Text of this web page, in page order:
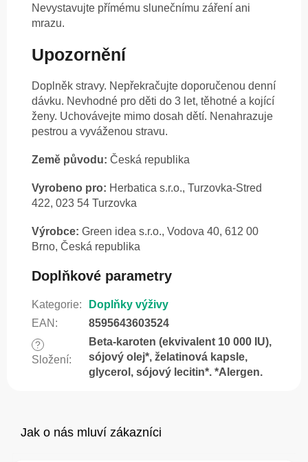
Nevystavujte přímému slunečnímu záření ani
mrazu.
Upozornění
Doplněk stravy. Nepřekračujte doporučenou denní
dávku. Nevhodné pro děti do 3 let, těhotné a kojící
ženy. Uchovávejte mimo dosah dětí. Nenahrazuje
pestrou a vyváženou stravu.
Země původu: Česká republika
Vyrobeno pro: Herbatica s.r.o., Turzovka-Stred
422, 023 54 Turzovka
Výrobce: Green idea s.r.o., Vodova 40, 612 00
Brno, Česká republika
Doplňkové parametry
Kategorie:
Doplňky výživy
EAN : 8595643603524
?
Složení:
Beta-karoten (ekvivalent 10 000 IU),
sójový olej*, želatinová kapsle,
glycerol, sójový lecitin*. *Alergen.